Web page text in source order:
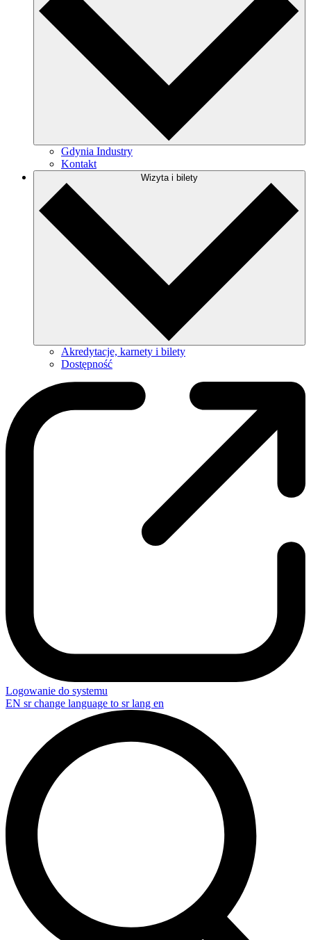
Gdynia Industry
Kontakt
Wizyta i bilety
Akredytacje, karnety i bilety
Dostępność
Logowanie do systemu
EN sr change language to sr lang en